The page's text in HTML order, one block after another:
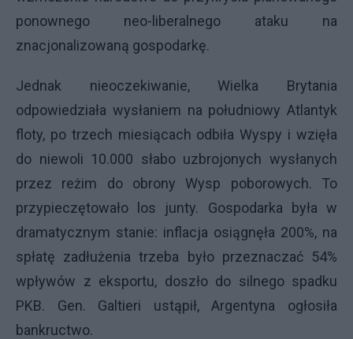
ponownego neo-liberalnego ataku na
znacjonalizowaną gospodarkę.
Jednak nieoczekiwanie, Wielka Brytania
odpowiedziała wysłaniem na południowy Atlantyk
floty, po trzech miesiącach odbiła Wyspy i wzięła
do niewoli 10.000 słabo uzbrojonych wysłanych
przez reżim do obrony Wysp poborowych. To
przypieczętowało los junty. Gospodarka była w
dramatycznym stanie: inflacja osiągnęła 200%, na
spłatę zadłużenia trzeba było przeznaczać 54%
wpływów z eksportu, doszło do silnego spadku
PKB. Gen. Galtieri ustąpił, Argentyna ogłosiła
bankructwo.